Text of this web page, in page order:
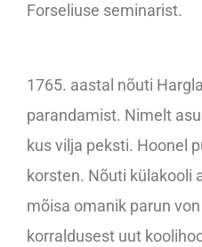
Forseliuse seminarist.
1765. aastal nõuti
parandamist. Nimelt
kus vilja peksti. Hoonel
korsten. Nõuti külakooli
mõisa omanik parun
korraldusest uut